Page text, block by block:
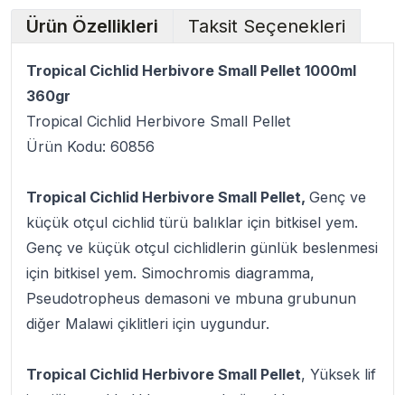
Ürün Özellikleri Taksit Seçenekleri
Tropical Cichlid Herbivore Small Pellet 1000ml
360gr
Tropical Cichlid Herbivore Small Pellet
Ürün Kodu: 60856
Tropical Cichlid Herbivore Small Pellet, Genç ve
küçük otçul cichlid türü balıklar için bitkisel yem.
Genç ve küçük otçul cichlidlerin günlük beslenmesi
için bitkisel yem. Simochromis diagramma,
Pseudotropheus demasoni ve mbuna grubunun
diğer Malawi çiklitleri için uygundur.
Tropical Cichlid Herbivore Small Pellet, Yüksek lif